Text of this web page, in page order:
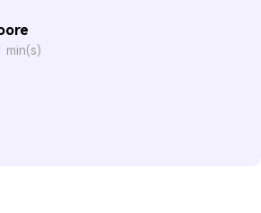
min(s)